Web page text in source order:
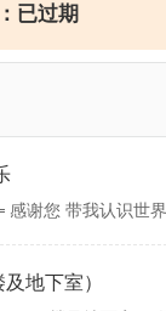
已过期
地下室）